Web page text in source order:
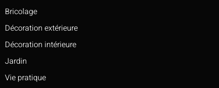
Bricolage
Décoration extérieure
Décoration intérieure
Jardin
Vie pratique